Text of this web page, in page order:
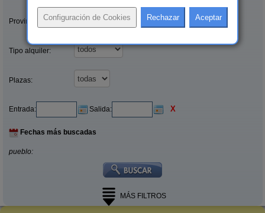
Provincias/Islas:
Tipo alquiler:
Plazas:
Entrada: Salida: X
Fechas más buscadas
pueblo:
MÁS FILTROS